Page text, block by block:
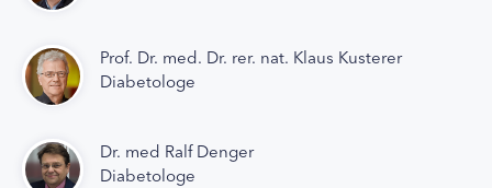
Prof. Dr. med. Dr. rer. nat. Klaus Kusterer
Diabetologe
Dr. med Ralf Denger
Diabetologe